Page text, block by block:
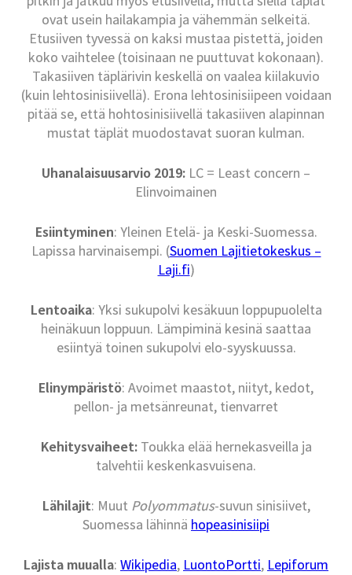
ovat usein hailakampia ja vähemmän selkeitä.
Etusiiven tyvessä on kaksi mustaa pistettä, joiden
koko vaihtelee (toisinaan ne puuttuvat kokonaan).
Takasiiven täplärivin keskellä on vaalea kiilakuvio
(kuin lehtosinisiivellä). Erona lehtosinisiipeen voidaan
pitää se, että hohtosinisiivellä takasiiven alapinnan
mustat täplät muodostavat suoran kulman.
Uhanalaisuusarvio 2019: LC = Least concern –
Elinvoimainen
Esiintyminen: Yleinen Etelä- ja Keski-Suomessa.
Lapissa harvinaisempi. (Suomen Lajitietokeskus –
Laji.fi)
Lentoaika: Yksi sukupolvi kesäkuun loppupuolelta
heinäkuun loppuun. Lämpiminä kesinä saattaa
esiintyä toinen sukupolvi elo-syyskuussa.
Elinympäristö: Avoimet maastot, niityt, kedot,
pellon- ja metsänreunat, tienvarret
Kehitysvaiheet:Toukka elää hernekasveilla ja
talvehtii keskenkasvuisena.
Lähilajit: Muut Polyommatus-suvun sinisiivet,
Suomessa lähinnä hopeasinisiipi
Lajista muualla: Wikipedia, LuontoPortti, Lepiforum